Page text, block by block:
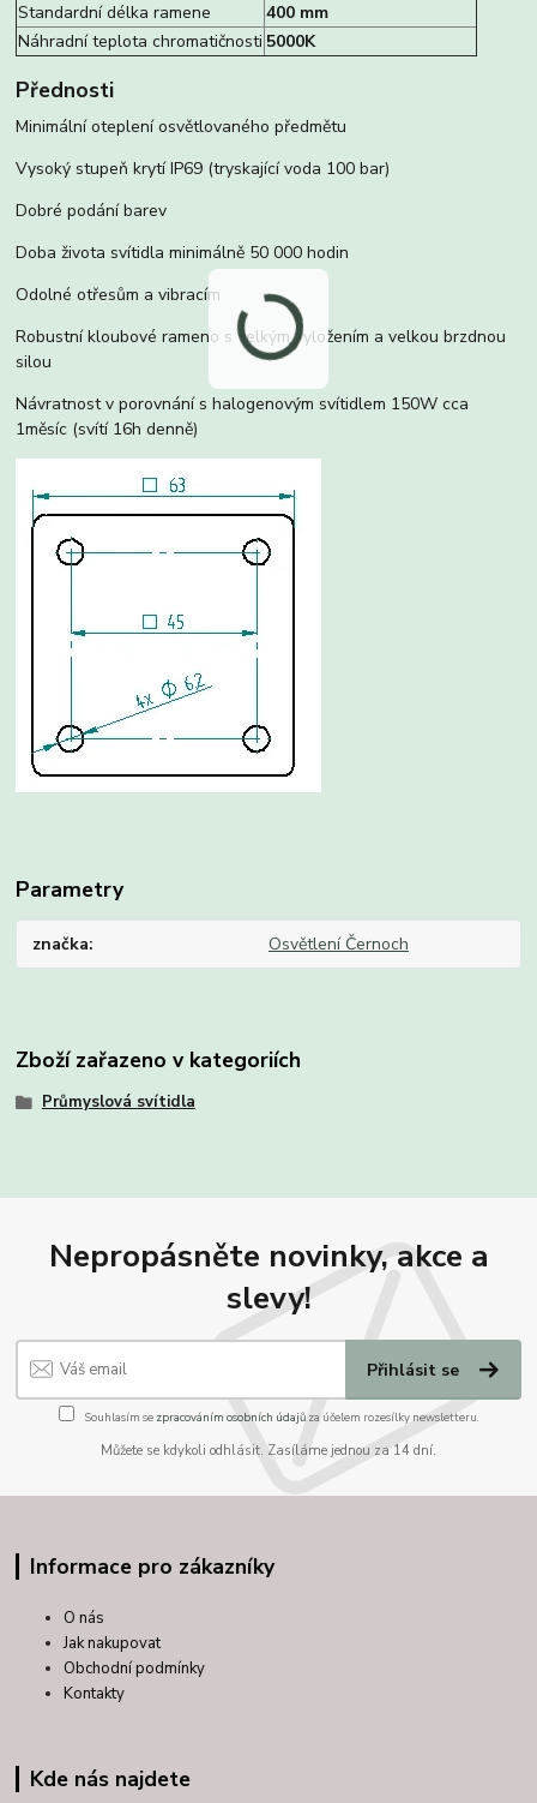
Standardní délka ramene
400 mm
Náhradní teplota chromatičnosti 5000K
Přednosti
Minimální oteplení osvětlovaného předmětu
Vysoký stupeň krytí IP69 (tryskající voda 100 bar)
Dobré podání barev
Doba života svítidla minimálně 50 000 hodin
Odolné otřesům a vibracím
Robustní kloubové rameno s velkým vyložením a velkou brzdnou
silou
Návratnost v porovnání s halogenovým svítidlem 150W cca
1měsíc (svítí 16h denně)
Parametry
značka Osvětlení Černoch
Zboží zařazeno v kategoriích
Průmyslová svítidla
Nepropásněte novinky, akce a
slevy!
Přihlásit se
Souhlasím se zpracováním osobních údajůza účelem rozesílky newsletteru.
Můžete se kdykoli odhlásit. Zasíláme jednou za 14 dní.
Informace pro zákazníky
O nás
Jak nakupovat
Obchodní podmínky
Kontakty
Kde nás najdete